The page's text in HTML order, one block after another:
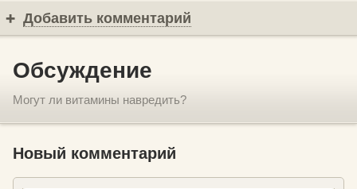
Добавить комментарий
Обсуждение
Могут ли витамины навредить?
Новый комментарий